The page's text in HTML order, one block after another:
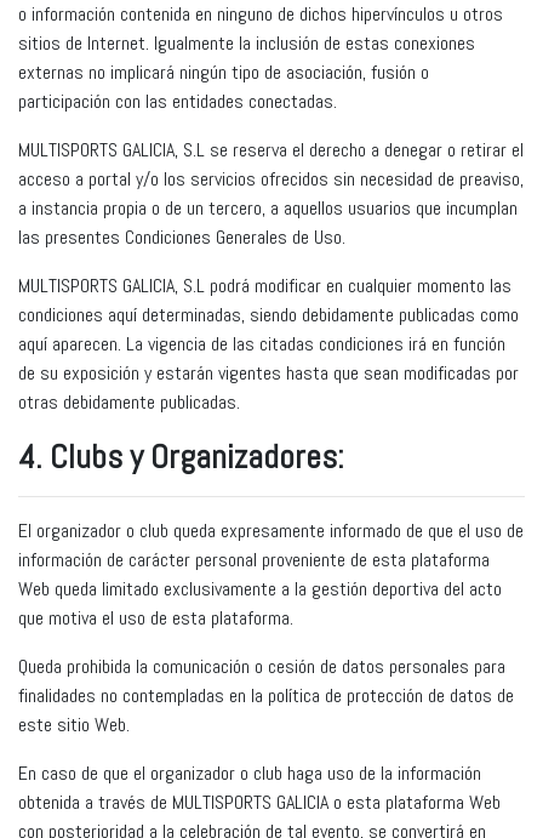
o información contenida en ninguno de dichos hipervínculos u otros
sitios de Internet. Igualmente la inclusión de estas conexiones
externas no implicará ningún tipo de asociación, fusión o
participación con las entidades conectadas.
MULTISPORTS GALICIA, S.L se reserva el derecho a denegar o retirar el
acceso a portal y/o los servicios ofrecidos sin necesidad de preaviso,
a instancia propia o de un tercero, a aquellos usuarios que incumplan
las presentes Condiciones Generales de Uso.
MULTISPORTS GALICIA, S.L podrá modificar en cualquier momento las
condiciones aquí determinadas, siendo debidamente publicadas como
aquí aparecen. La vigencia de las citadas condiciones irá en función
de su exposición y estarán vigentes hasta que sean modificadas por
otras debidamente publicadas.
4. Clubs y Organizadores:
El organizador o club queda expresamente informado de que el uso de
información de carácter personal proveniente de esta plataforma
Web queda limitado exclusivamente a la gestión deportiva del acto
que motiva el uso de esta plataforma.
Queda prohibida la comunicación o cesión de datos personales para
finalidades no contempladas en la política de protección de datos de
este sitio Web.
En caso de que el organizador o club haga uso de la información
obtenida a través de MULTISPORTS GALICIA o esta plataforma Web
con posterioridad a la celebración de tal evento, se convertirá en